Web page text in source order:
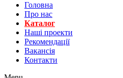
Головна
Про нас
Каталог
Нашi проекти
Рекомендації
Вакансiя
Контакти